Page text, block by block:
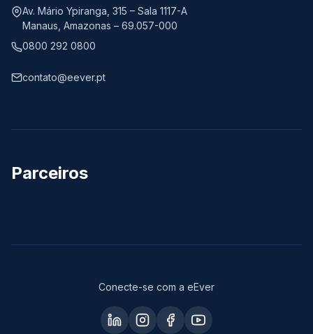
Av. Mário Ypiranga, 315 – Sala 1117-A
Manaus, Amazonas – 69.057-000
0800 292 0800
contato@eever.pt
Parceiros
Conecte-se com a eEver